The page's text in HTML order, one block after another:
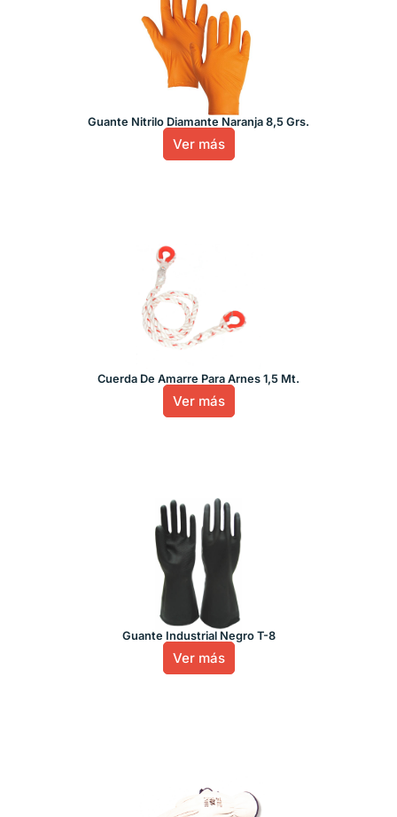
Guante Nitrilo Diamante Naranja 8,5 Grs.
Ver más
Cuerda De Amarre Para Arnes 1,5 Mt.
Ver más
Guante Industrial Negro T-8
Ver más